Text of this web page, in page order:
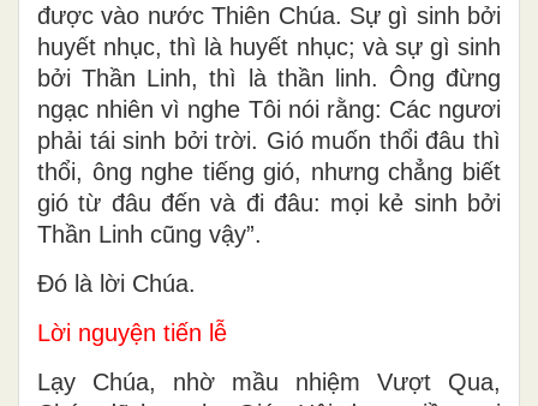
được vào nước Thiên Chúa. Sự gì sinh bởi
huyết nhục, thì là huyết nhục; và sự gì sinh
bởi Thần Linh, thì là thần linh. Ông đừng
ngạc nhiên vì nghe Tôi nói rằng: Các ngươi
phải tái sinh bởi trời. Gió muốn thổi đâu thì
thổi, ông nghe tiếng gió, nhưng chẳng biết
gió từ đâu đến và đi đâu: mọi kẻ sinh bởi
Thần Linh cũng vậy”.
Ðó là lời Chúa.
Lời nguyện tiến lễ
Lạy Chúa, nhờ mầu nhiệm Vượt Qua,